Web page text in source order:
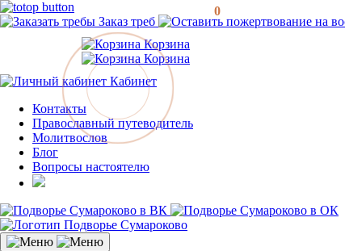
Заказ треб
Корзина
Корзина
0
Кабинет
Контакты
Православный путеводитель
Молитвослов
Блог
Вопросы настоятелю